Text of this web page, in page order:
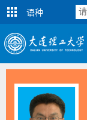
语种